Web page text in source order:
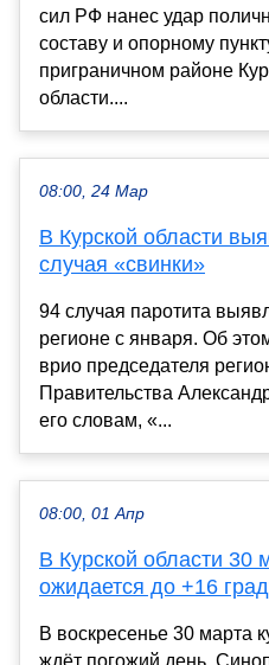
сил РФ нанес удар
составу и опорному
приграничном районе
области....
08:00, 24 Мар
В Курской области
случая «свинки»
94 случая паротита
регионе с января. Об
врио председателя
Правительства
его словам, «...
08:00, 01 Апр
В Курской области 30
ожидается до +16
В воскресенье 30 марта
ждёт погожий день.